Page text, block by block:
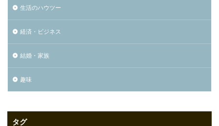
生活のハウツー
経済・ビジネス
結婚・家族
趣味
タグ